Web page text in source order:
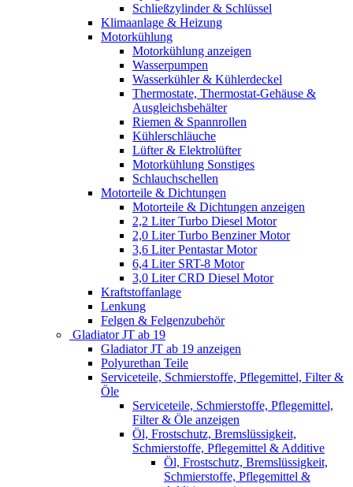
Schließzylinder & Schlüssel
Klimaanlage & Heizung
Motorkühlung
Motorkühlung anzeigen
Wasserpumpen
Wasserkühler & Kühlerdeckel
Thermostate, Thermostat-Gehäuse &
Ausgleichsbehälter
Riemen & Spannrollen
Kühlerschläuche
Lüfter & Elektrolüfter
Motorkühlung Sonstiges
Schlauchschellen
Motorteile & Dichtungen
Motorteile & Dichtungen anzeigen
2,2 Liter Turbo Diesel Motor
2,0 Liter Turbo Benziner Motor
3,6 Liter Pentastar Motor
6,4 Liter SRT-8 Motor
3,0 Liter CRD Diesel Motor
Kraftstoffanlage
Lenkung
Felgen & Felgenzubehör
Gladiator JT ab 19
Gladiator JT ab 19 anzeigen
Polyurethan Teile
Serviceteile, Schmierstoffe, Pflegemittel, Filter &
Öle
Serviceteile, Schmierstoffe, Pflegemittel,
Filter & Öle anzeigen
Öl, Frostschutz, Bremslüssigkeit,
Schmierstoffe, Pflegemittel & Additive
Öl, Frostschutz, Bremslüssigkeit,
Schmierstoffe, Pflegemittel &